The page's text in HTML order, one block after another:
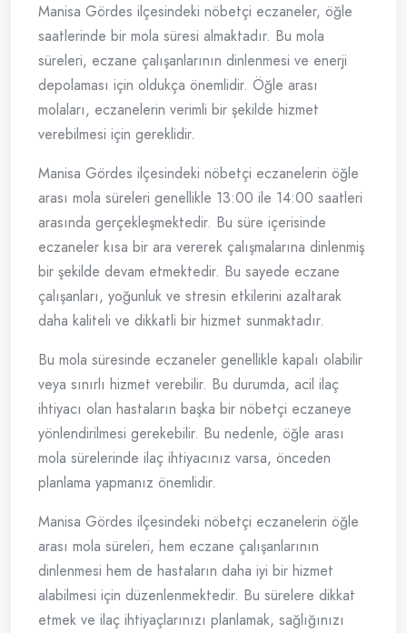
Manisa Gördes ilçesindeki nöbetçi eczaneler, öğle
saatlerinde bir mola süresi almaktadır. Bu mola
süreleri, eczane çalışanlarının dinlenmesi ve enerji
depolaması için oldukça önemlidir. Öğle arası
molaları, eczanelerin verimli bir şekilde hizmet
verebilmesi için gereklidir.
Manisa Gördes ilçesindeki nöbetçi eczanelerin öğle
arası mola süreleri genellikle 13:00 ile 14:00 saatleri
arasında gerçekleşmektedir. Bu süre içerisinde
eczaneler kısa bir ara vererek çalışmalarına dinlenmiş
bir şekilde devam etmektedir. Bu sayede eczane
çalışanları, yoğunluk ve stresin etkilerini azaltarak
daha kaliteli ve dikkatli bir hizmet sunmaktadır.
Bu mola süresinde eczaneler genellikle kapalı olabilir
veya sınırlı hizmet verebilir. Bu durumda, acil ilaç
ihtiyacı olan hastaların başka bir nöbetçi eczaneye
yönlendirilmesi gerekebilir. Bu nedenle, öğle arası
mola sürelerinde ilaç ihtiyacınız varsa, önceden
planlama yapmanız önemlidir.
Manisa Gördes ilçesindeki nöbetçi eczanelerin öğle
arası mola süreleri, hem eczane çalışanlarının
dinlenmesi hem de hastaların daha iyi bir hizmet
alabilmesi için düzenlenmektedir. Bu sürelere dikkat
etmek ve ilaç ihtiyaçlarınızı planlamak, sağlığınızı